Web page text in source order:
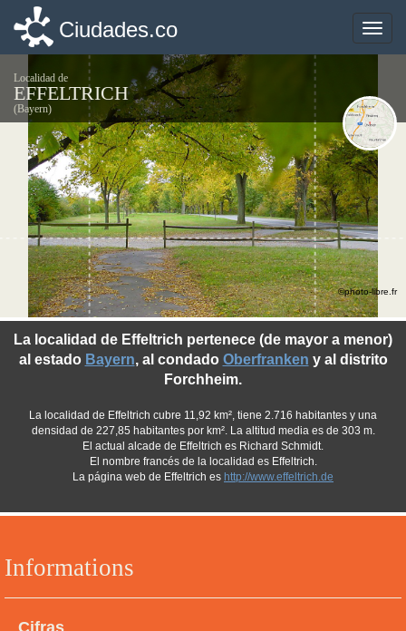
Toggle
Ciudades.co
Localidad de
EFFELTRICH
(Bayern)
Informations
Cifras
La localidad de Effeltrich pertenece (de mayor a menor)
al estado Bayern, al condado Oberfranken y al distrito
Forchheim.
La localidad de Effeltrich cubre 11,92 km², tiene 2.716 habitantes y una
densidad de 227,85 habitantes por km². La altitud media es de 303 m.
El actual alcade de Effeltrich es Richard Schmidt.
El nombre francés de la localidad es Effeltrich.
La página web de Effeltrich es http://www.effeltrich.de
©photo-libre.fr
Toggle
Ciudades.co